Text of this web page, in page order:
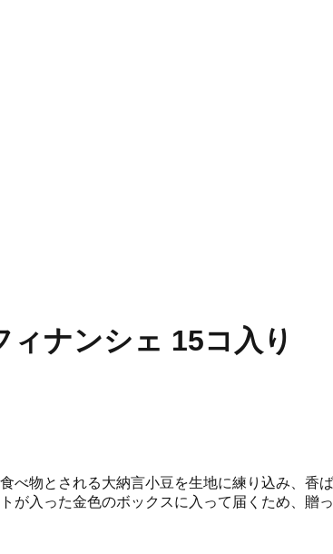
ィナンシェ 15コ入り
べ物とされる大納言小豆を生地に練り込み、香
入った金色のボックスに入って届くため、贈